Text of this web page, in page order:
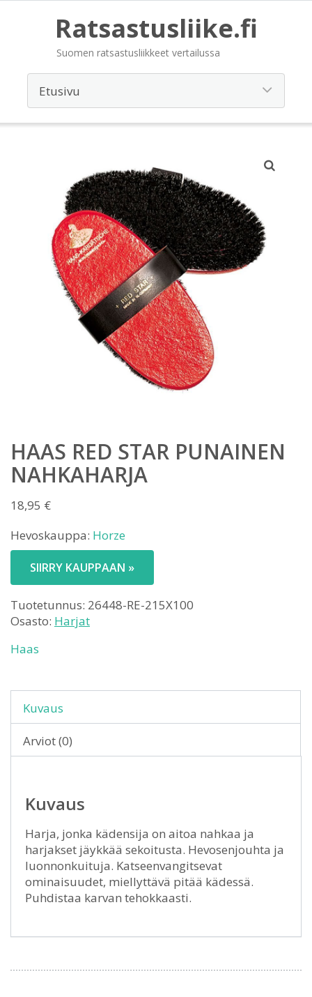
Ratsastusliike.fi
Suomen ratsastusliikkeet vertailussa
HAAS RED STAR PUNAINEN
NAHKAHARJA
18,95 €
Hevoskauppa: Horze
SIIRRY KAUPPAAN »
Tuotetunnus: 26448-RE-215X100
Osasto: Harjat
Haas
Kuvaus
Arviot (0)
Kuvaus
Harja, jonka kädensija on aitoa nahkaa ja
harjakset jäykkää sekoitusta. Hevosenjouhta ja
luonnonkuituja. Katseenvangitsevat
ominaisuudet, miellyttävä pitää kädessä.
Puhdistaa karvan tehokkaasti.